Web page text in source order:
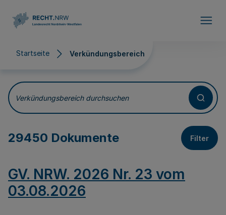
Startseite Verkündungsbereich
Verkündungsbereich
Verkündungsbereich durchsuchen
29450 Dokumente Filter
GV. NRW. 2026 Nr. 23 vom
03.08.2026